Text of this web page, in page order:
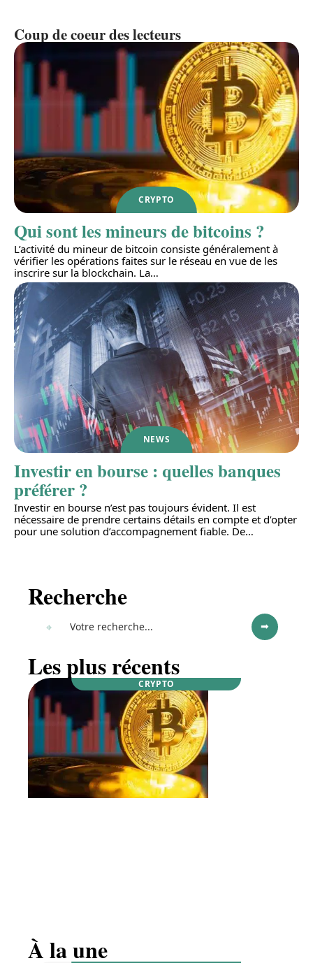
Coup de coeur des lecteurs
CRYPTO
Qui sont les mineurs de bitcoins ?
L’activité du mineur de bitcoin consiste généralement à
vérifier les opérations faites sur le réseau en vue de les
inscrire sur la blockchain. La…
NEWS
Investir en bourse : quelles banques
préférer ?
Investir en bourse n’est pas toujours évident. Il est
nécessaire de prendre certains détails en compte et d’opter
pour une solution d’accompagnement fiable. De…
Recherche
Les plus récents
CRYPTO
À la une